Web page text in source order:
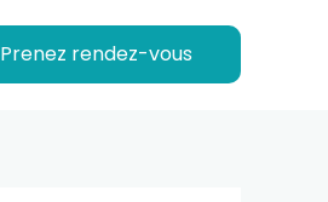
Prenez rendez-vous